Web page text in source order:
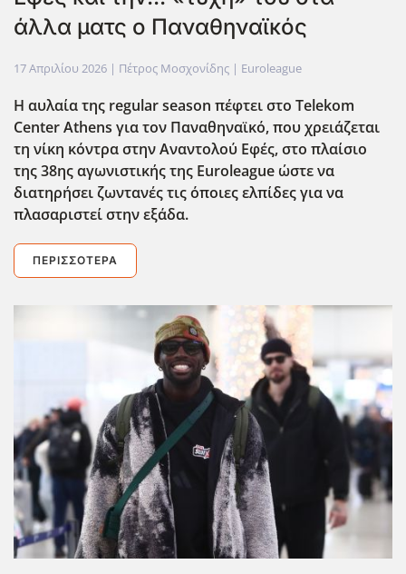
άλλα ματς ο Παναθηναϊκός
17 Απριλίου 2026 | Πέτρος Μοσχονίδης | Euroleague
Η αυλαία της regular season πέφτει στο Telekom
Center Athens για τον Παναθηναϊκό, που χρειάζεται
τη νίκη κόντρα στην Αναντολού Εφές, στο πλαίσιο
της 38ης αγωνιστικής της Euroleague ώστε να
διατηρήσει ζωντανές τις όποιες ελπίδες για να
πλασαριστεί στην εξάδα.
ΠΕΡΙΣΣΌΤΕΡΑ